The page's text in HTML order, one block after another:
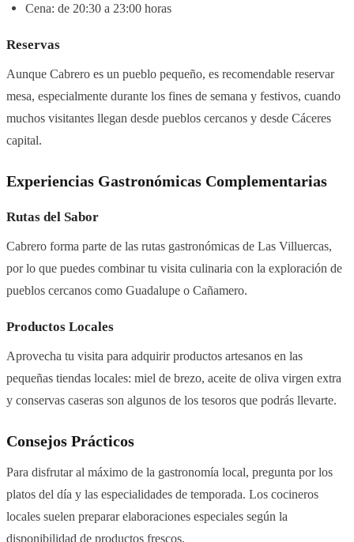
Cena: de 20:30 a 23:00 horas
Reservas
Aunque Cabrero es un pueblo pequeño, es recomendable reservar
mesa, especialmente durante los fines de semana y festivos, cuando
muchos visitantes llegan desde pueblos cercanos y desde Cáceres
capital.
Experiencias Gastronómicas Complementarias
Rutas del Sabor
Cabrero forma parte de las rutas gastronómicas de Las Villuercas,
por lo que puedes combinar tu visita culinaria con la exploración de
pueblos cercanos como Guadalupe o Cañamero.
Productos Locales
Aprovecha tu visita para adquirir productos artesanos en las
pequeñas tiendas locales: miel de brezo, aceite de oliva virgen extra
y conservas caseras son algunos de los tesoros que podrás llevarte.
Consejos Prácticos
Para disfrutar al máximo de la gastronomía local, pregunta por los
platos del día y las especialidades de temporada. Los cocineros
locales suelen preparar elaboraciones especiales según la
disponibilidad de productos frescos.